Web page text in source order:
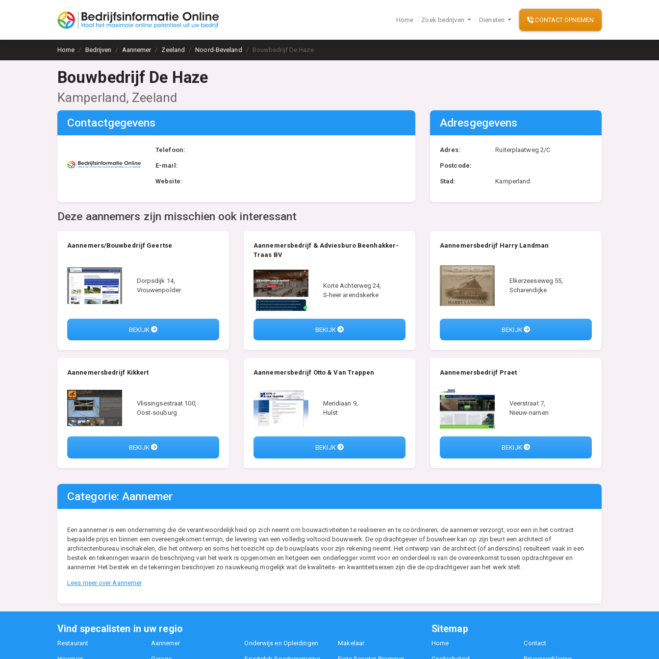
Home Zoek bedrijven Diensten CONTACT OPNEMEN
Home Bedrijven Aannemer Zeeland Noord-Beveland Bouwbedrijf De Haze
Bouwbedrijf De Haze
Kamperland, Zeeland
Contactgegevens
Telefoon:
E-mail:
Website:
Adresgegevens
Adres: Ruiterplaatweg 2/C
Postcode:
Stad: Kamperland
Deze aannemers zijn misschien ook interessant
Aannemers/Bouwbedrijf Geertse
Dorpsdijk 14,
Vrouwenpolder
BEKIJK
Aannemersbedrijf & Adviesburo Beenhakker-
Traas BV
Korte Achterweg 24,
S-heer arendskerke
BEKIJK
Aannemersbedrijf Harry Landman
Elkerzeeseweg 55,
Scharendijke
BEKIJK
Aannemersbedrijf Kikkert
Vlissingsestraat 100,
Oost-souburg
BEKIJK
Aannemersbedrijf Otto & Van Trappen
Meridiaan 9,
Hulst
BEKIJK
Aannemersbedrijf Praet
Veerstraat 7,
Nieuw-namen
BEKIJK
Categorie: Aannemer
Een aannemer is een onderneming die de verantwoordelijkheid op zich neemt om bouwactiviteiten te realiseren en te coördineren; de aannemer verzorgt, voor een in het contract
bepaalde prijs en binnen een overeengekomen termijn, de levering van een volledig voltooid bouwwerk. De opdrachtgever of bouwheer kan op zijn beurt een architect of
architectenbureau inschakelen, die het ontwerp en soms het toezicht op de bouwplaats voor zijn rekening neemt. Het ontwerp van de architect (of anderszins) resulteert vaak in een
bestek en tekeningen waarin de beschrijving van het werk is opgenomen en hetgeen een onderlegger vormt voor en onderdeel is van de overeenkomst tussen opdrachtgever en
aannemer. Het bestek en de tekeningen beschrijven zo nauwkeurig mogelijk wat de kwaliteits- en kwantiteitseisen zijn die de opdrachtgever aan het werk stelt.
Lees meer over Aannemer
Vind specalisten in uw regio
Restaurant Aannemer Onderwijs en Opleidingen Makelaar
Sitemap
Home Contact